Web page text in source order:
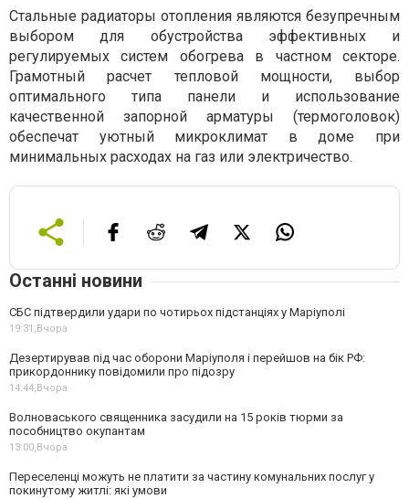
Стальные радиаторы отопления являются безупречным
выбором для обустройства эффективных и
регулируемых систем обогрева в частном секторе.
Грамотный расчет тепловой мощности, выбор
оптимального типа панели и использование
качественной запорной арматуры (термоголовок)
обеспечат уютный микроклимат в доме при
минимальных расходах на газ или электричество.
Останні новини
СБС підтвердили удари по чотирьох підстанціях у Маріуполі
19:31,Вчора
Дезертирував під час оборони Маріуполя і перейшов на бік РФ:
прикордоннику повідомили про підозру
14:44,Вчора
Волноваського священника засудили на 15 років тюрми за
пособництво окупантам
13:00,Вчора
Переселенці можуть не платити за частину комунальних послуг у
покинутому житлі: які умови